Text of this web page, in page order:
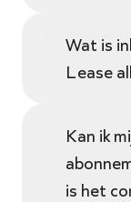
Wat is
Lease
Kan ik
is het